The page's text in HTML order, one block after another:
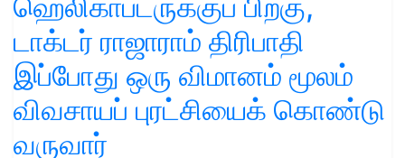
டாக்டர் ராஜாராம் திரிபாதி
இப்போது ஒரு விமானம் மூலம்
விவசாயப் புரட்சியைக் கொண்டு
வருவார்